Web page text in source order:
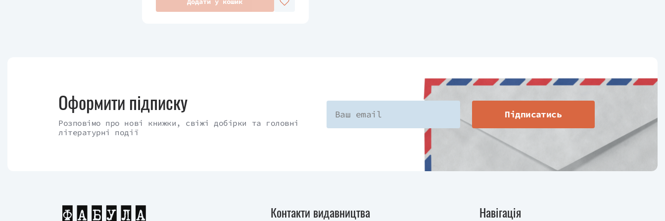
Оформити підписку
Розповімо про нові книжки, свіжі добірки та головні
літературні події
Підписатись
Контакти видавництва Навігація